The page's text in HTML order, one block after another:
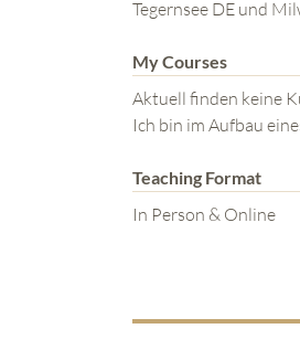
Tegernsee DE und
My Courses
Aktuell finden keine
Ich bin im Aufbau
Teaching Format
In Person & Online